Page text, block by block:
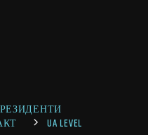
РЕЗИДЕНТИ
UA LEVEL